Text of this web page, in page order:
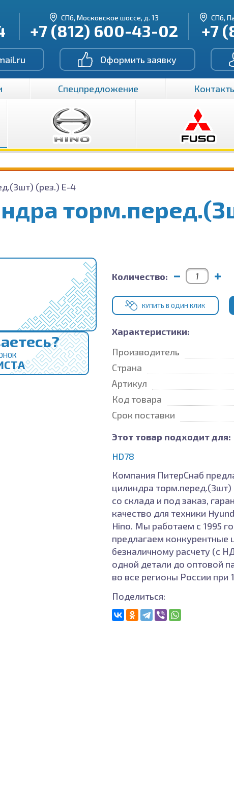
СПб, Московское шоссе, д. 13
+7 (812) 600-43-02
СПб,
+7
Оформить заявку
Спецпредложение
(рез.) Е-4
Количество:
КУПИТЬ В ОДИН КЛИК
Характеристики:
Производитель
Страна
Артикул
Код товара
Срок поставки
Этот товар подходит для:
HD78
Компания ПитерСнаб
цилиндра торм.перед.(3шт)
со склада и под заказ,
качество для техники
Hino. Мы работаем с 1995
предлагаем конкурентные
безналичному расчету (с
одной детали до оптовой
во все регионы России при
Поделиться: